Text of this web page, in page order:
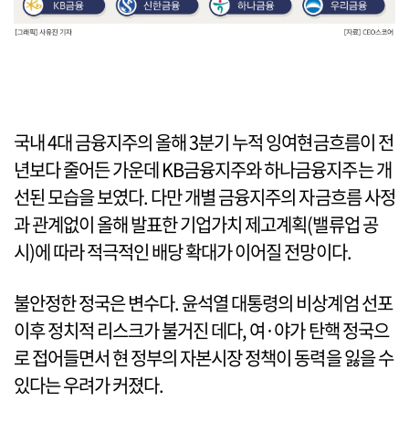
국내 4대 금융지주의 올해 3분기 누적 잉여현금흐름이 전
년보다 줄어든 가운데 KB금융지주와 하나금융지주는 개
선된 모습을 보였다. 다만 개별 금융지주의 자금흐름 사정
과 관계없이 올해 발표한 기업가치 제고계획(밸류업 공
시)에 따라 적극적인 배당 확대가 이어질 전망이다.
불안정한 정국은 변수다. 윤석열 대통령의 비상계엄 선포
이후 정치적 리스크가 불거진 데다, 여·야가 탄핵 정국으
로 접어들면서 현 정부의 자본시장 정책이 동력을 잃을 수
있다는 우려가 커졌다.